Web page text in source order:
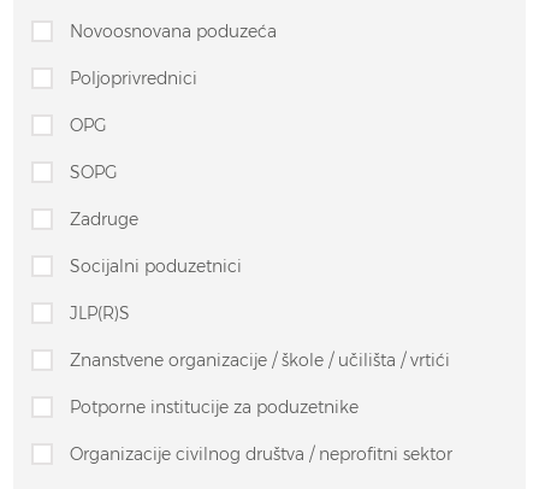
Novoosnovana poduzeća
Poljoprivrednici
OPG
SOPG
Zadruge
Socijalni poduzetnici
JLP(R)S
Znanstvene organizacije / škole / učilišta / vrtići
Potporne institucije za poduzetnike
Organizacije civilnog društva / neprofitni sektor